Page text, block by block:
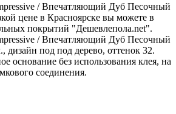
/ Впечатляющий Дуб Песочный
цене в Красноярске вы можете в
покрытий "Дешевлепола.net".
/ Впечатляющий Дуб Песочный
под под дерево, оттенок 32.
основание без использования клея, на
соединения.